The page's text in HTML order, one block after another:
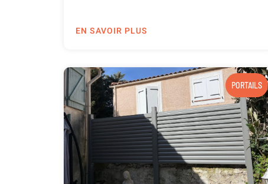
EN SAVOIR PLUS
PORTAILS